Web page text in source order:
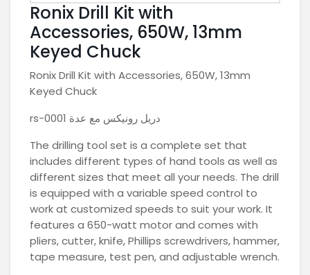
Ronix Drill Kit with
Accessories, 650W, 13mm
Keyed Chuck
Ronix Drill Kit with Accessories, 650W, 13mm
Keyed Chuck
rs-0001 دريل رونيكس مع عدة
The drilling tool set is a complete set that
includes different types of hand tools as well as
different sizes that meet all your needs. The drill
is equipped with a variable speed control to
work at customized speeds to suit your work. It
features a 650-watt motor and comes with
pliers, cutter, knife, Phillips screwdrivers, hammer,
tape measure, test pen, and adjustable wrench.